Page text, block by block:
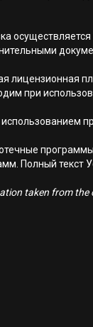
лицензионная
при
Полный текст
taken from the